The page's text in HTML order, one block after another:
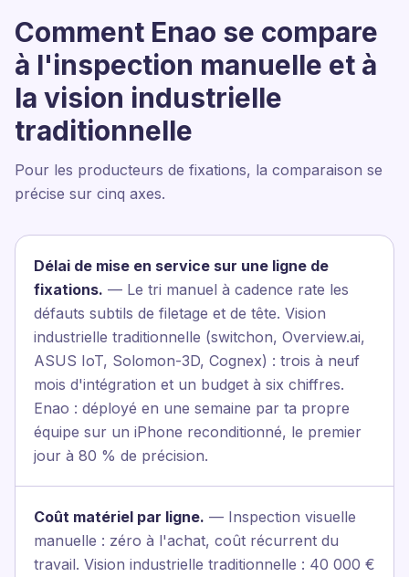
Comment Enao se compare
à l'inspection manuelle et à
la vision industrielle
traditionnelle
Pour les producteurs de fixations, la comparaison se
précise sur cinq axes.
Délai de mise en service sur une ligne de
fixations. — Le tri manuel à cadence rate les
défauts subtils de filetage et de tête. Vision
industrielle traditionnelle (switchon, Overview.ai,
ASUS IoT, Solomon-3D, Cognex) : trois à neuf
mois d'intégration et un budget à six chiffres.
Enao : déployé en une semaine par ta propre
équipe sur un iPhone reconditionné, le premier
jour à 80 % de précision.
Coût matériel par ligne. — Inspection visuelle
manuelle : zéro à l'achat, coût récurrent du
travail. Vision industrielle traditionnelle : 40 000 €